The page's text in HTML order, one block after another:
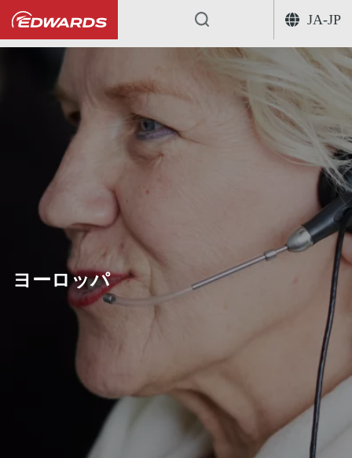
JA-JP
...
ヨーロッパ